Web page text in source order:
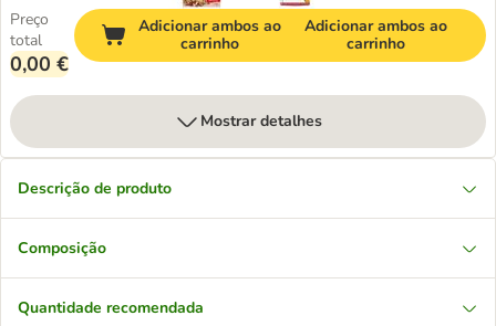
Preço
total
0,00 €
Adicionar ambos ao
carrinho
Adicionar ambos ao
carrinho
Mostrar detalhes
Descrição de produto
Composição
Quantidade recomendada